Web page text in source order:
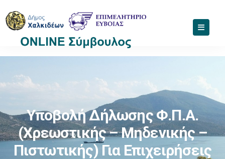
Υποβολή Δήλωσης Φ.Π.Α.
(χρεωστικής – Μηδενικής –
Πιστωτικής) Για Επιχειρήσεις